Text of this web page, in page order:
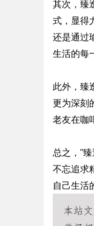
其次，臻
式，显得
还是通过
生活的每
此外，臻
更为深刻
老友在咖
总之，"
不忘追求
自己生活